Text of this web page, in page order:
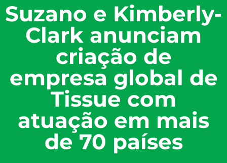
Suzano e Kimberly-
Clark anunciam
criação de
empresa global de
Tissue com
atuação em mais
de 70 países